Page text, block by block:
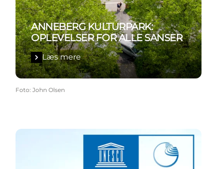
ANNEBERG KULTURPARK:
OPLEVELSER FOR ALLE SANSER
Læs mere
Foto: John Olsen
Læs mere